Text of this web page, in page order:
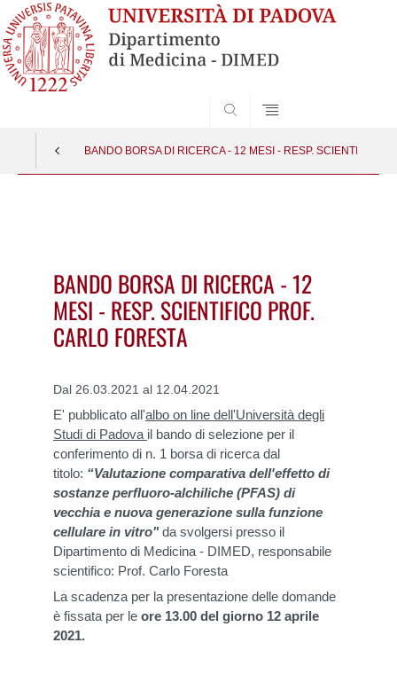
BANDO BORSA DI RICERCA - 12 MESI - RESP. SCIENTIFICO
BANDO BORSA DI RICERCA - 12
MESI - RESP. SCIENTIFICO PROF.
CARLO FORESTA
Dal 26.03.2021 al 12.04.2021
E' pubblicato all'albo on line dell'Università degli
Studi di Padova il bando di selezione per il
conferimento di n. 1 borsa di ricerca dal
titolo: “Valutazione comparativa dell'effetto di
sostanze perfluoro-alchiliche (PFAS) di
vecchia e nuova generazione sulla funzione
cellulare in vitro"da svolgersi presso il
Dipartimento di Medicina - DIMED, responsabile
scientifico: Prof. Carlo Foresta
La scadenza per la presentazione delle domande
è fissata per le ore 13.00 del giorno 12 aprile
2021.